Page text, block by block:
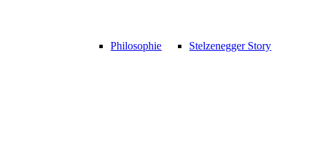
Philosophie Stelzenegger Story